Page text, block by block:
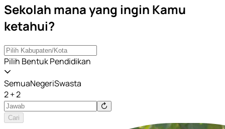
Sekolah mana yang ingin Kamu
ketahui?
Pilih Bentuk Pendidikan
SemuaNegeriSwasta
2 + 2
Cari